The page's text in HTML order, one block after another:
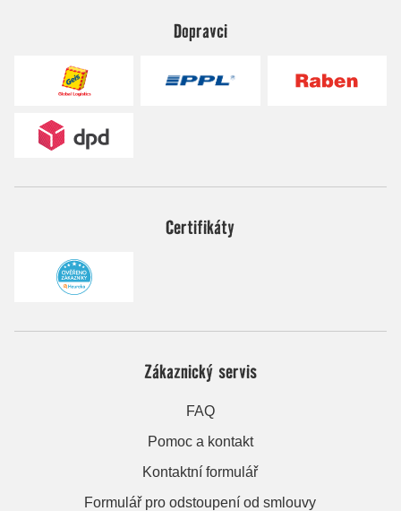
Dopravci
Certifikáty
Zákaznický servis
FAQ
Pomoc a kontakt
Kontaktní formulář
Formulář pro odstoupení od smlouvy